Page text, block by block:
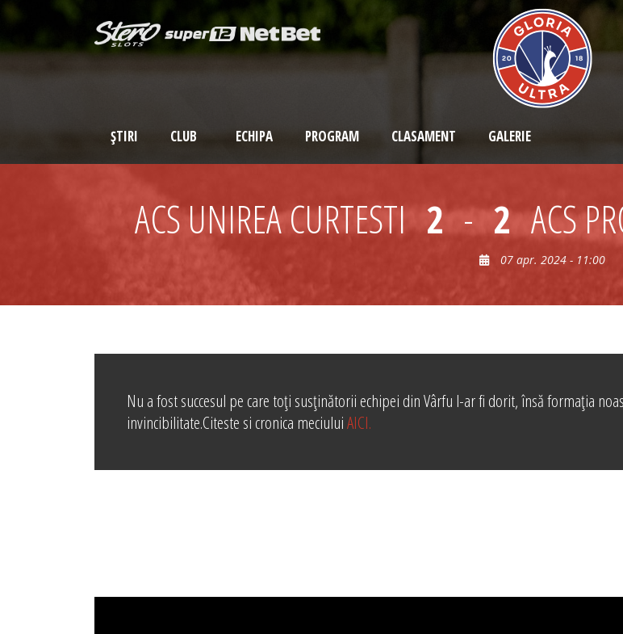
ȘTIRI CLUB ECHIPA PROGRAM CLASAMENT GALERIE
ACS UNIREA CURTESTI 2 - 2 ACS
07 apr. 2024 - 11:00
Nu a fost succesul pe care toți susținătorii echipei din Vârfu l-ar fi dorit, însă formația
invincibilitate.Citeste si cronica meciuluiAICI.